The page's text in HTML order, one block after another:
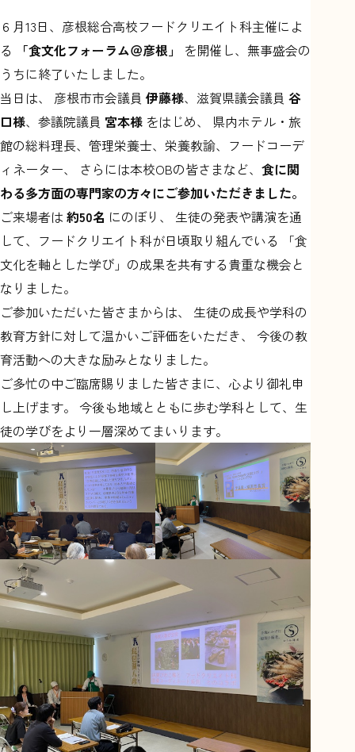
サイトマップ リンク
６月13日、彦根総合高校フードクリエイト科主催によ
る
「食文化フォーラム＠彦根」
を開催し、無事盛会の
うちに終了いたしました。
当日は、 彦根市市会議員伊藤様、滋賀県議会議員 谷
口様、参議院議員 宮本様 をはじめ、 県内ホテル・旅
館の総料理長、管理栄養士、栄養教諭、フードコーデ
ィネーター、 さらには本校OBの皆さまなど、 食に関
わる多方面の専門家の方々にご参加いただきました。
ご来場者は 約50名 にのぼり、 生徒の発表や講演を通
して、フードクリエイト科が日頃取り組んでいる 「食
文化を軸とした学び」の成果を共有する貴重な機会と
なりました。
ご参加いただいた皆さまからは、 生徒の成長や学科の
教育方針に対して温かいご評価をいただき、 今後の教
育活動への大きな励みとなりました。
ご多忙の中ご臨席賜りました皆さまに、心より御礼申
し上げます。 今後も地域とともに歩む学科として、生
徒の学びをより一層深めてまいります。